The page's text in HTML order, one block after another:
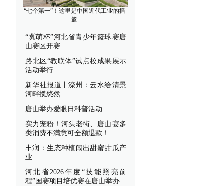
“七个第一”！这里是中国近代工业的摇
篮
“冀萌杯”河北省青少年篮球赛唐
山赛区开赛
路北区“教联体”试点校成果展示
活动举行
新华社报道丨滦州：云水绘清景
河畔揽悠然
唐山举办爱眼日科普活动
实力宠粉！河头老街、唐山宴多
类消费不满意可全额退款！
丰润：生态种植闯出甜蜜甜瓜产
业
河北省2026年度“技能照亮前
程”国赛项目培优赛在唐山举办